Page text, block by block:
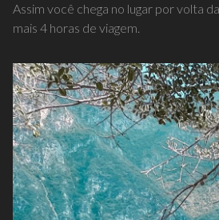
Assim você chega no lugar por volta
mais 4 horas de viagem.